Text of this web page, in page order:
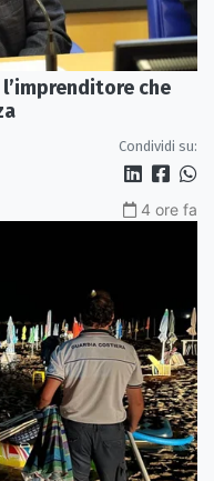
che
Condividi su:
4 ore fa